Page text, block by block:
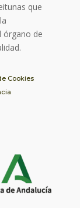
que
órgano de
Cookies